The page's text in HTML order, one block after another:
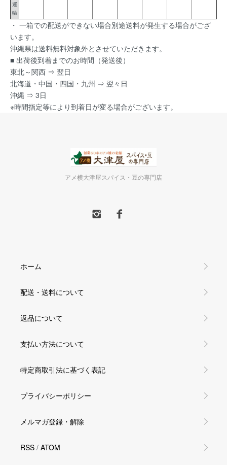
運
輸
・ 一箱での配送ができない場合別途送料が発生する場合がござ
います。
沖縄県は送料無料対象外とさせていただきます。
■ 出荷後到着までのお時間（発送後）
東北～関西 ⇒ 翌日
北海道・中国・四国・九州 ⇒ 翌々日
沖縄 ⇒ 3日
※時間指定等により到着日が変る場合がございます。
アメ横大津屋スパイス・豆の専門店
ホーム
配送・送料について
返品について
支払い方法について
特定商取引法に基づく表記
プライバシーポリシー
メルマガ登録・解除
RSS / ATOM